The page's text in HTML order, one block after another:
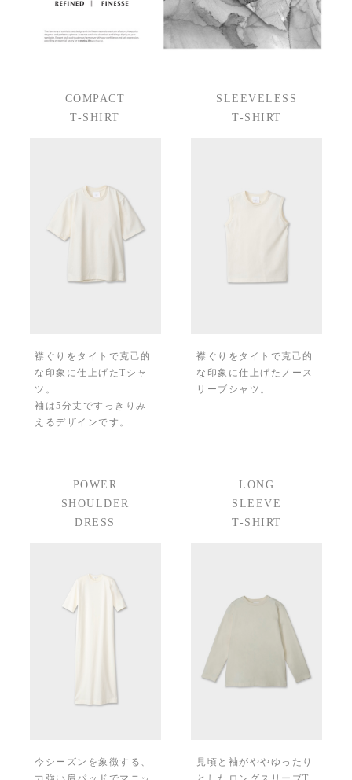
COMPACT
T-SHIRT
襟ぐりをタイトで克己的
な印象に仕上げたTシャ
ツ。
袖は5分丈ですっきりみ
えるデザインです。
SLEEVELESS
T-SHIRT
襟ぐりをタイトで克己的
な印象に仕上げたノース
リーブシャツ。
POWER
SHOULDER
DRESS
今シーズンを象徴する、
LONG
SLEEVE
T-SHIRT
見頃と袖がややゆったり